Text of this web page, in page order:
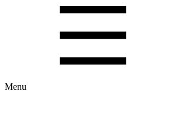
Menu